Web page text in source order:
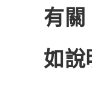
有關
如說